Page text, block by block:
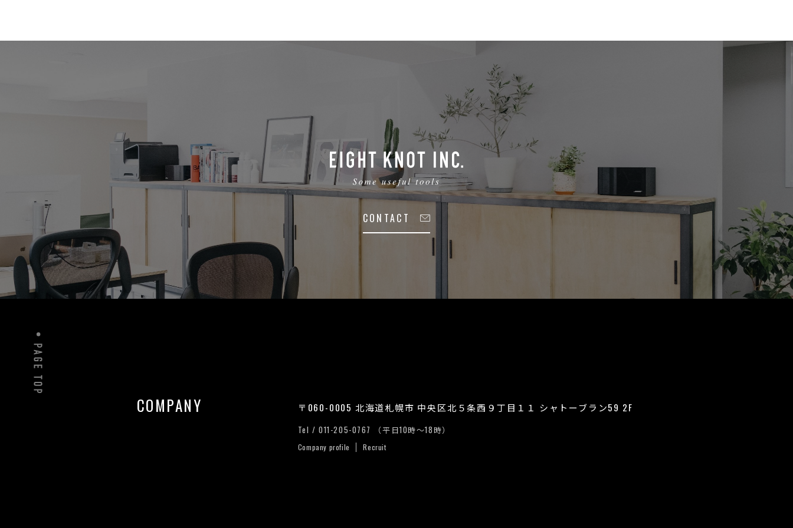
CONTACT
COMPANY 〒060-0005 北海道札幌市 中央区北５条西９丁目１１ シャトーブラン59 2F
Tel /011-205-0767 （平日10時〜18時）
Company profile Recruit